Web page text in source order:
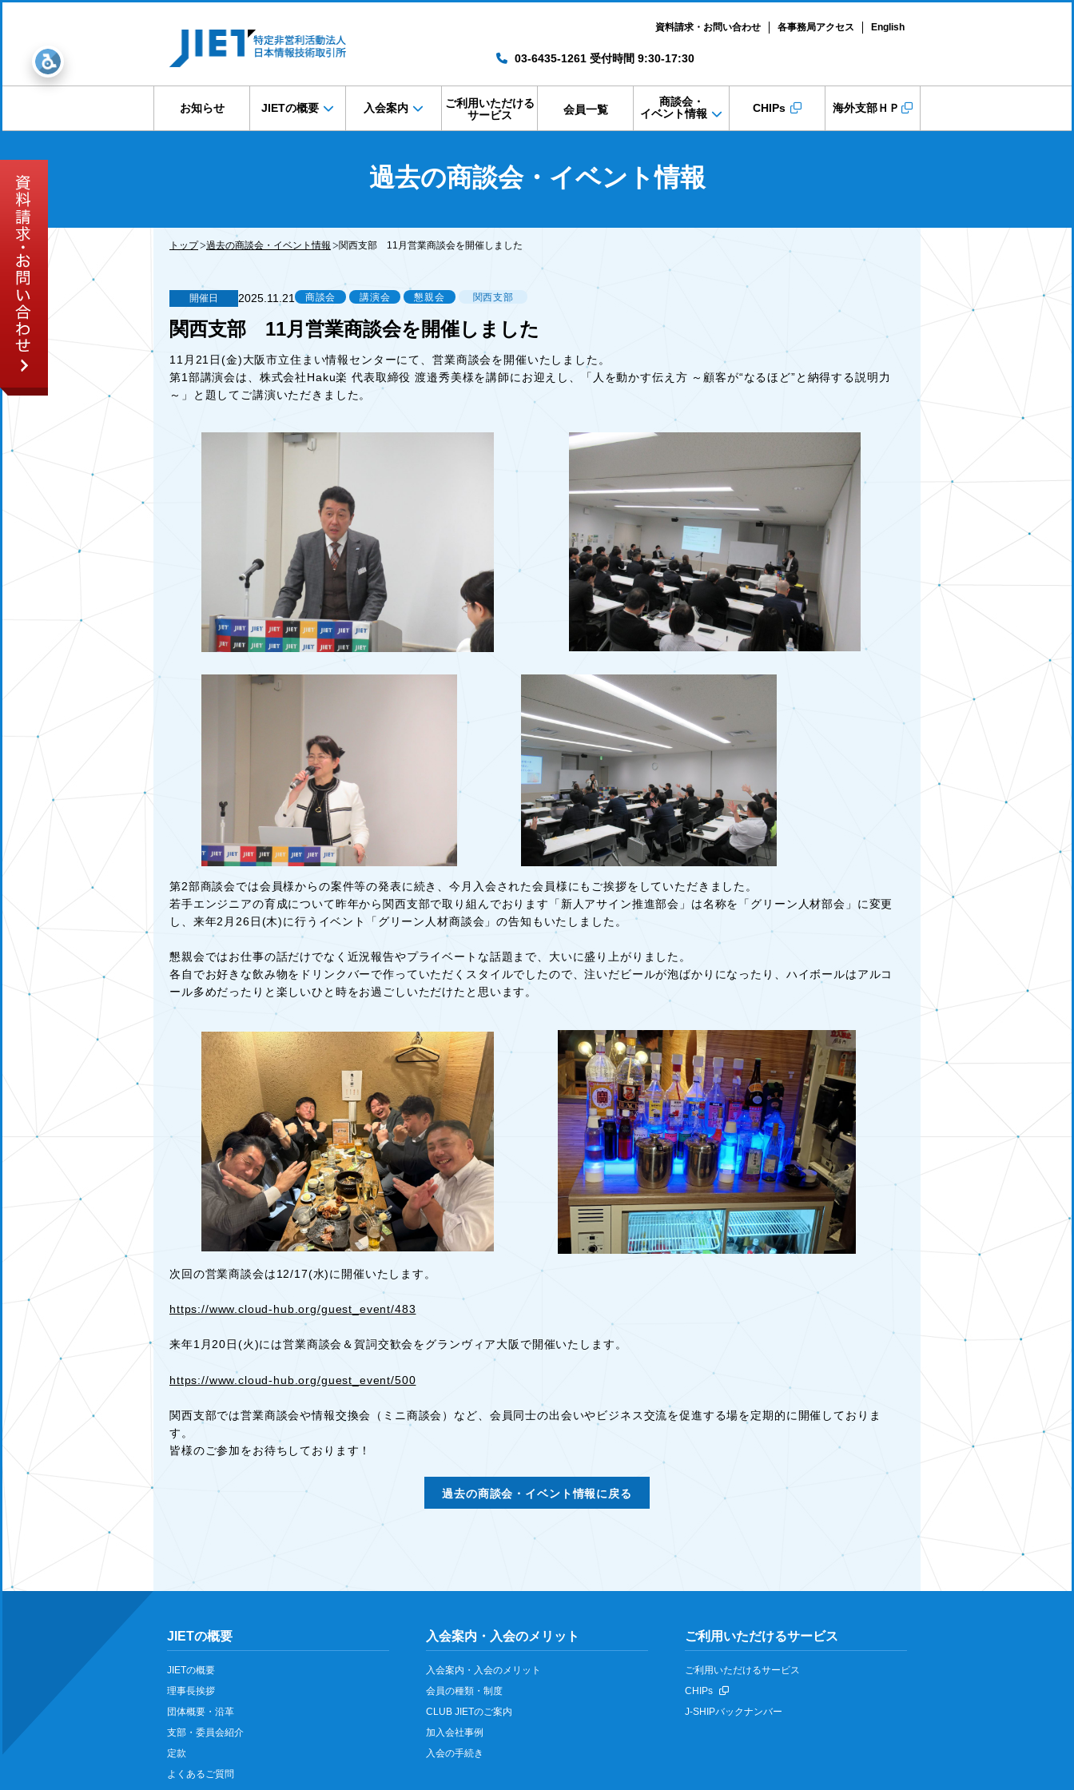
資料請求・お問い合わせ 各事務局アクセス English
03-6435-1261 受付時間 9:30-17:30
お知らせ JIETの概要 入会案内
ご利用いただける
サービス
会員一覧
商談会・
イベント情報
CHIPs 海外支部ＨＰ
過去の商談会・イベント情報
トップ 過去の商談会・イベント情報 関西支部 11月営業商談会を開催しました
開催日 2025.11.21 商談会 講演会 懇親会 関西支部
関西支部 11月営業商談会を開催しました
11月21日(金)大阪市立住まい情報センターにて、営業商談会を開催いたしました。
第1部講演会は、株式会社Haku楽 代表取締役 渡邉秀美様を講師にお迎えし、「人を動かす伝え方 ～顧客が“なるほど”と納得する説明力
～」と題してご講演いただきました。
第2部商談会では会員様からの案件等の発表に続き、今月入会された会員様にもご挨拶をしていただきました。
若手エンジニアの育成について昨年から関西支部で取り組んでおります「新人アサイン推進部会」は名称を「グリーン人材部会」に変更
し、来年2月26日(木)に行うイベント「グリーン人材商談会」の告知もいたしました。
懇親会ではお仕事の話だけでなく近況報告やプライベートな話題まで、大いに盛り上がりました。
各自でお好きな飲み物をドリンクバーで作っていただくスタイルでしたので、注いだビールが泡ばかりになったり、ハイボールはアルコ
ール多めだったりと楽しいひと時をお過ごしいただけたと思います。
次回の営業商談会は12/17(水)に開催いたします。
https://www.cloud-hub.org/guest_event/483
来年1月20日(火)には営業商談会＆賀詞交歓会をグランヴィア大阪で開催いたします。
https://www.cloud-hub.org/guest_event/500
関西支部では営業商談会や情報交換会（ミニ商談会）など、会員同士の出会いやビジネス交流を促進する場を定期的に開催しておりま
す。
皆様のご参加をお待ちしております！
過去の商談会・イベント情報に戻る
JIETの概要
JIETの概要
理事長挨拶
団体概要・沿革
支部・委員会紹介
定款
よくあるご質問
入会案内・入会のメリット
入会案内・入会のメリット
会員の種類・制度
CLUB JIETのご案内
加入会社事例
入会の手続き
ご利用いただけるサービス
ご利用いただけるサービス
CHIPs
J-SHIPバックナンバー